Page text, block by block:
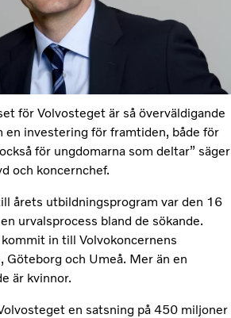
för Volvosteget är så överväldigande
en investering för framtiden, både för
för ungdomarna som deltar” säger
och koncernchef.
årets utbildningsprogram var den 16
urvalsprocess bland de sökande.
in till Volvokoncernens
Göteborg och Umeå. Mer än en
är kvinnor.
en satsning på 450 miljoner